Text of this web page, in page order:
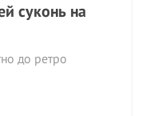
суконь на
до ретро